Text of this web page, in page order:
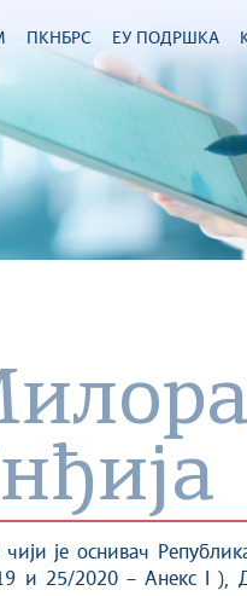
ПКНБРС ЕУ ПОДРШКА
чији је оснивач
и 25/2020 – Анекс I ),